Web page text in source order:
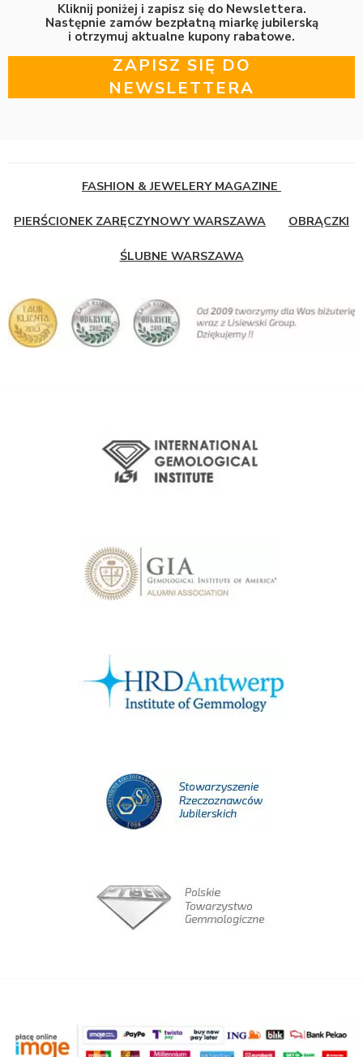
Kliknij poniżej i zapisz się do Newslettera.
Następnie zamów bezpłatną miarkę jubilerską
i otrzymuj aktualne kupony rabatowe.
ZAPISZ SIĘ DO
NEWSLETTERA
FASHION & JEWELERY MAGAZINE
PIERŚCIONEK ZARĘCZYNOWY WARSZAWA OBRĄCZKI
ŚLUBNE WARSZAWA